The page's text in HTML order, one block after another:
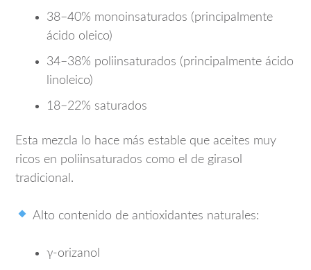
38–40% monoinsaturados (principalmente
ácido oleico)
34–38% poliinsaturados (principalmente ácido
linoleico)
18–22% saturados
Esta mezcla lo hace más estable que aceites muy
ricos en poliinsaturados como el de girasol
tradicional.
Alto contenido de antioxidantes naturales:
γ-orizanol